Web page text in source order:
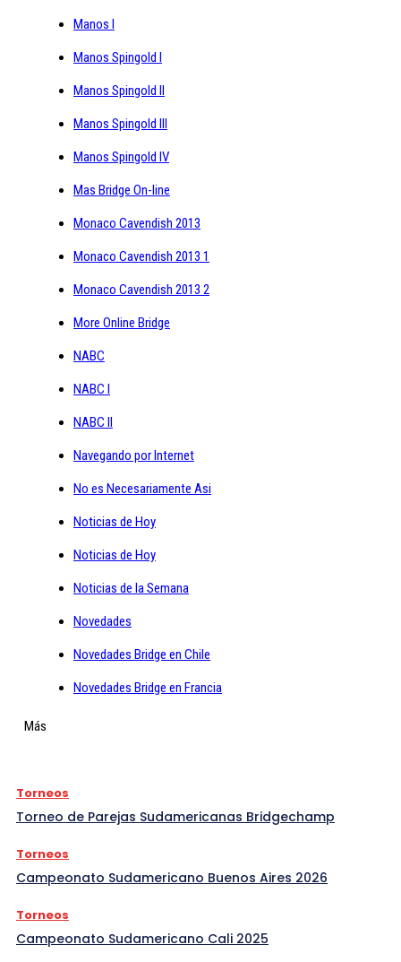
Manos I
Manos Spingold I
Manos Spingold II
Manos Spingold III
Manos Spingold IV
Mas Bridge On-line
Monaco Cavendish 2013
Monaco Cavendish 2013 1
Monaco Cavendish 2013 2
More Online Bridge
NABC
NABC I
NABC II
Navegando por Internet
No es Necesariamente Asi
Noticias de Hoy
Noticias de Hoy
Noticias de la Semana
Novedades
Novedades Bridge en Chile
Novedades Bridge en Francia
Más
Torneos
Torneo de Parejas Sudamericanas Bridgechamp
Torneos
Campeonato Sudamericano Buenos Aires 2026
Torneos
Campeonato Sudamericano Cali 2025